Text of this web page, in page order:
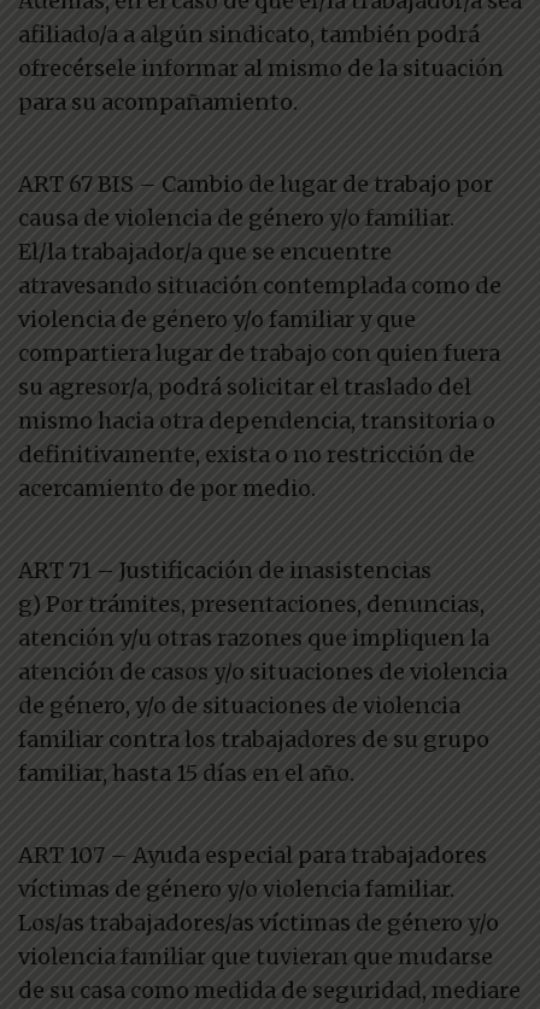
afiliado/a a algún sindicato, también podrá
ofrecérsele informar al mismo de la situación
para su acompañamiento.
ART 67 BIS – Cambio de lugar de trabajo por
causa de violencia de género y/o familiar.
El/la trabajador/a que se encuentre
atravesando situación contemplada como de
violencia de género y/o familiar y que
compartiera lugar de trabajo con quien fuera
su agresor/a, podrá solicitar el traslado del
mismo hacia otra dependencia, transitoria o
definitivamente, exista o no restricción de
acercamiento de por medio.
ART 71 – Justificación de inasistencias
g) Por trámites, presentaciones, denuncias,
atención y/u otras razones que impliquen la
atención de casos y/o situaciones de violencia
de género, y/o de situaciones de violencia
familiar contra los trabajadores de su grupo
familiar, hasta 15 días en el año.
ART 107 – Ayuda especial para trabajadores
víctimas de género y/o violencia familiar.
Los/as trabajadores/as víctimas de género y/o
violencia familiar que tuvieran que mudarse
de su casa como medida de seguridad, mediare